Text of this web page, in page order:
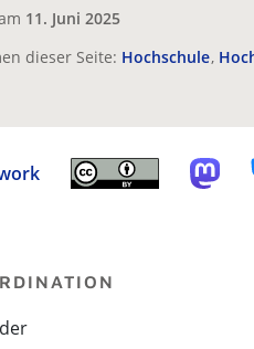
11. Juni 2025
dieser Seite: Hochschule